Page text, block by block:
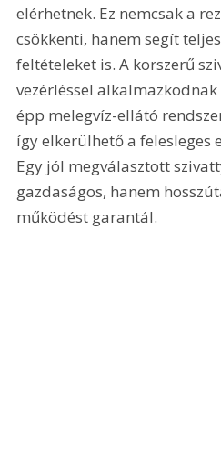
elérhetnek. Ez nemcsak a
csökkenti, hanem segít
feltételeket is. A korszerű
vezérléssel
épp melegvíz-ellátó
így elkerülhető a felesleges
Egy jól megválasztott
gazdaságos, hanem
működést garantál.